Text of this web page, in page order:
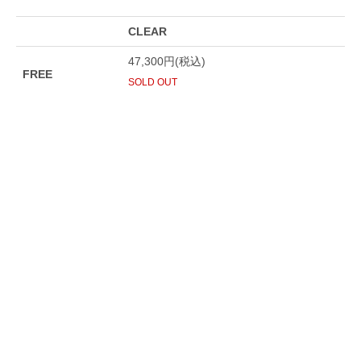
CLEAR
FREE
47,300円(税込)
SOLD OUT